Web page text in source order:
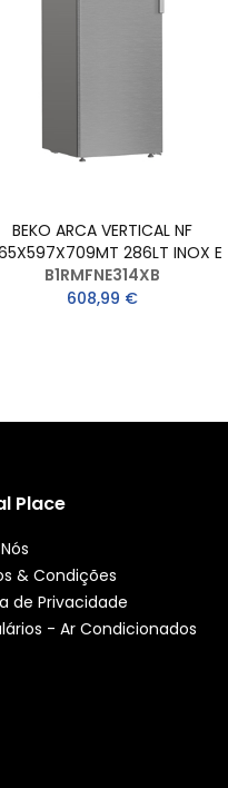
BEKO ARCA VERTICAL NF
286LT INOX E
B1RMFNE314XB
608,99 €
Place
& Condições
de Privacidade
- Ar Condicionados